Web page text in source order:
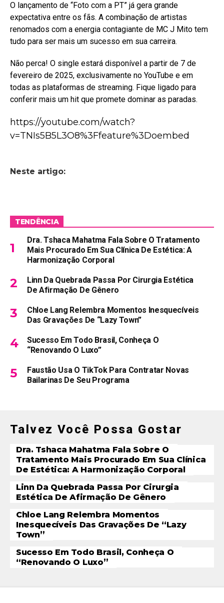
O lançamento de “Foto com a PT” já gera grande
expectativa entre os fãs. A combinação de artistas
renomados com a energia contagiante de MC J Mito tem
tudo para ser mais um sucesso em sua carreira.
Não perca! O single estará disponível a partir de 7 de
fevereiro de 2025, exclusivamente no YouTube e em
todas as plataformas de streaming. Fique ligado para
conferir mais um hit que promete dominar as paradas.
https://youtube.com/watch?
v=TNIs5B5L3O8%3Ffeature%3Doembed
Neste artigo:
TENDÊNCIA
Dra. Tshaca Mahatma Fala Sobre O Tratamento
Mais Procurado Em Sua Clínica De Estética: A
Harmonização Corporal
Linn Da Quebrada Passa Por Cirurgia Estética
De Afirmação De Gênero
Chloe Lang Relembra Momentos Inesquecíveis
Das Gravações De “Lazy Town”
Sucesso Em Todo Brasil, Conheça O
“Renovando O Luxo”
Faustão Usa O TikTok Para Contratar Novas
Bailarinas De Seu Programa
Talvez Você Possa Gostar
Dra. Tshaca Mahatma Fala Sobre O
Tratamento Mais Procurado Em Sua Clínica
De Estética: A Harmonização Corporal
Linn Da Quebrada Passa Por Cirurgia
Estética De Afirmação De Gênero
Chloe Lang Relembra Momentos
Inesquecíveis Das Gravações De “Lazy
Town”
Sucesso Em Todo Brasil, Conheça O
“Renovando O Luxo”